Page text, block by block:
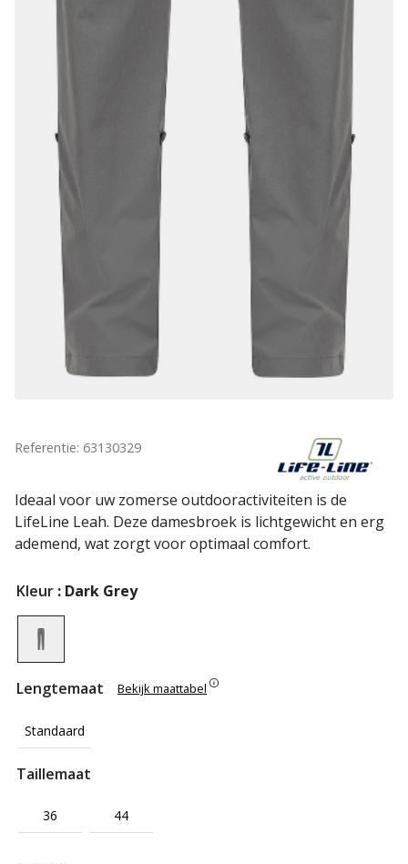
Referentie: 63130329
Ideaal voor uw zomerse outdooractiviteiten is de
LifeLine Leah. Deze damesbroek is lichtgewicht en erg
ademend, wat zorgt voor optimaal comfort.
Kleur : Dark Grey
Lengtemaat Bekijk maattabel
Standaard
Taillemaat
36 44